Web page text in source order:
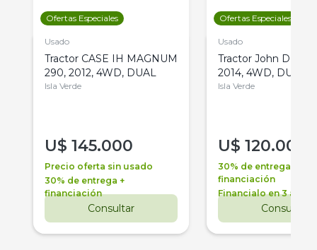
Ofertas Especiales
Usado
Tractor CASE IH MAGNUM
290, 2012, 4WD, DUAL
Isla Verde
U$ 145.000
Precio oferta sin usado
30% de entrega +
financiación
Consultar
Ofertas Especiales
Usado
Tractor John Deere
2014, 4WD, DUAL
Isla Verde
U$ 120.000
30% de entrega +
financiación
Financialo en 3 años
Consultar